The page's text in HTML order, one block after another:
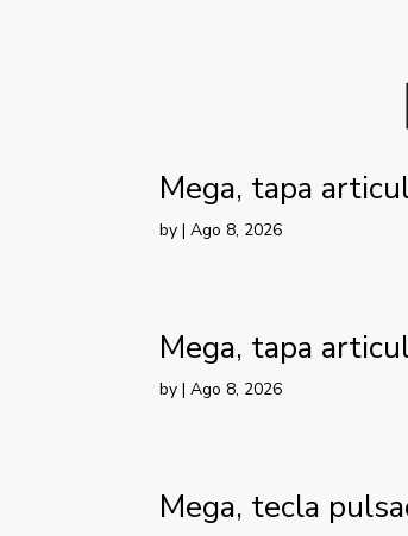
Mega, tapa
by|Ago 8, 2026
Mega, tapa
by|Ago 8, 2026
Mega, tecla